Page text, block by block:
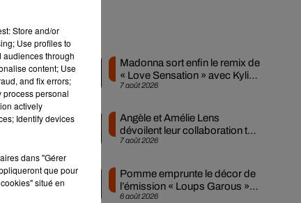
Musique
7 août 2026
Madonna sort enfin le remix de
« Love Sensation » avec Kylie
Minogue
7 août 2026
Angèle et Amélie Lens
dévoilent leur collaboration tant
attendue
6 août 2026
Pomme emprunte le décor de
l’émission « Loups Garous »
pour son...
Store and/or
Use profiles to
audiences through
content; Use
and fix errors;
process personal
actively
Identify devices
dans "Gérer
que pour
situé en